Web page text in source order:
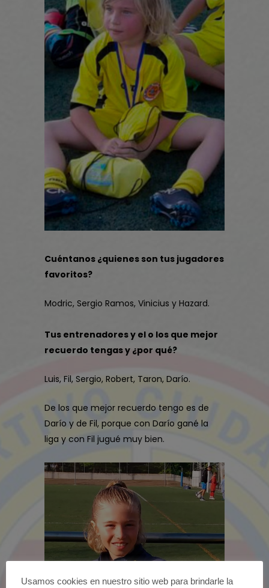
Cuéntanos ¿quienes son tus jugadores
favoritos?
Modric, Sergio Ramos, Vinicius y Hazard.
Tus entrenadores y el o los que mejor
recuerdo tengas y ¿por qué?
Luis, Fil, Sergio, Robert, Taron, Darío.
De los que mejor recuerdo tengo es de
Darío y de Fil, porque con Darío gané la
liga y con Fil jugué muy bien.
Usamos cookies en nuestro sitio web para brindarle la